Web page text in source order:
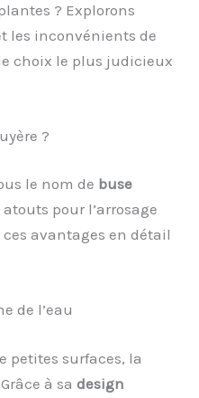
? Explorons
les inconvénients de
choix le plus judicieux
?
le nom de buse
pour l’arrosage
ces avantages en détail
de l’eau
petites surfaces, la
à sadesign